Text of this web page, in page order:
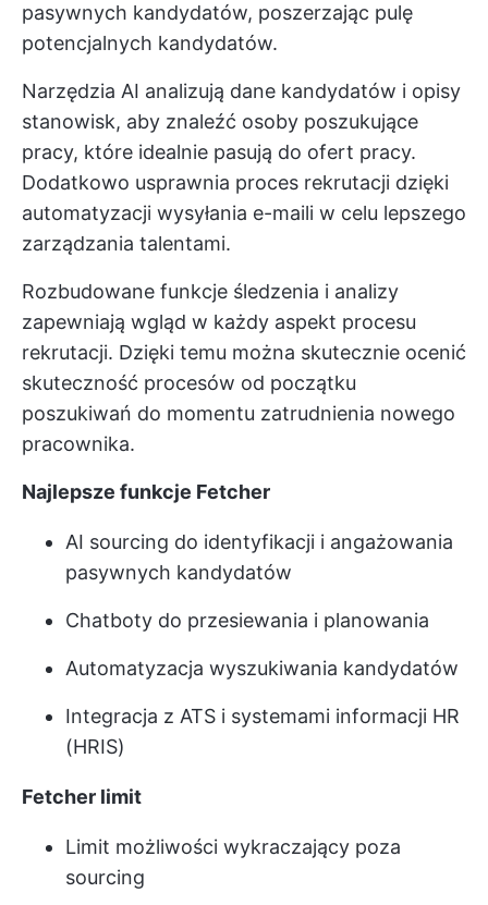
pasywnych kandydatów, poszerzając pulę
potencjalnych kandydatów.
Narzędzia AI analizują dane kandydatów i opisy
stanowisk, aby znaleźć osoby poszukujące
pracy, które idealnie pasują do ofert pracy.
Dodatkowo usprawnia proces rekrutacji dzięki
automatyzacji wysyłania e-maili w celu lepszego
zarządzania talentami.
Rozbudowane funkcje śledzenia i analizy
zapewniają wgląd w każdy aspekt procesu
rekrutacji. Dzięki temu można skutecznie ocenić
skuteczność procesów od początku
poszukiwań do momentu zatrudnienia nowego
pracownika.
Najlepsze funkcje Fetcher
AI sourcing do identyfikacji i angażowania
pasywnych kandydatów
Chatboty do przesiewania i planowania
Automatyzacja wyszukiwania kandydatów
Integracja z ATS i systemami informacji HR
(HRIS)
Fetcher limit
Limit możliwości wykraczający poza
sourcing